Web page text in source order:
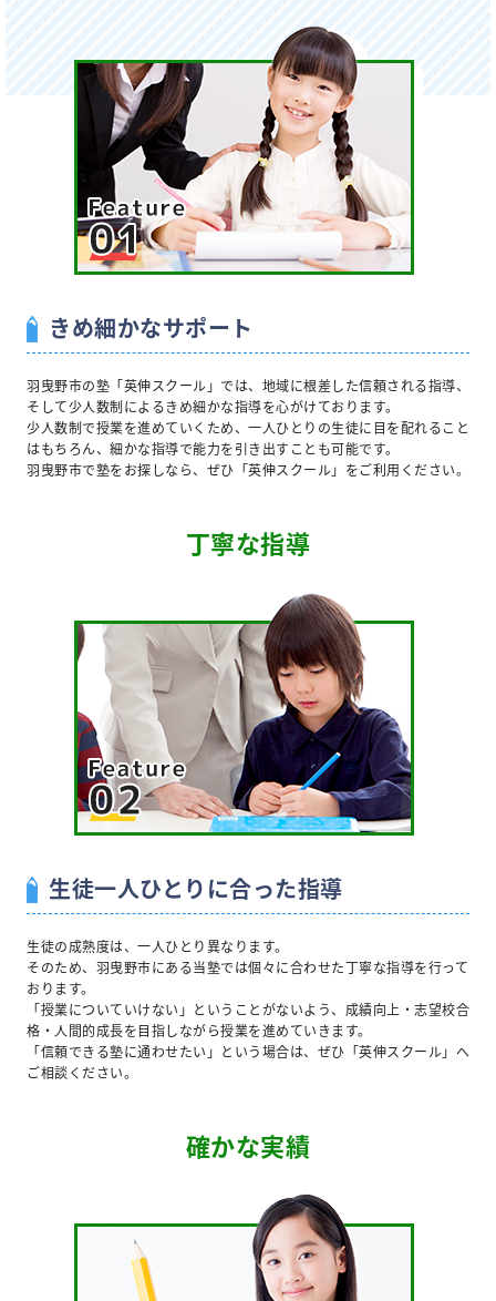
きめ細かなサポート
羽曳野市の塾「英伸スクール」では、地域に根差した信頼される指導、
そして少人数制によるきめ細かな指導を心がけております。
少人数制で授業を進めていくため、一人ひとりの生徒に目を配れること
はもちろん、細かな指導で能力を引き出すことも可能です。
羽曳野市で塾をお探しなら、ぜひ「英伸スクール」をご利用ください。
丁寧な指導
生徒一人ひとりに合った指導
生徒の成熟度は、一人ひとり異なります。
そのため、羽曳野市にある当塾では個々に合わせた丁寧な指導を行って
おります。
「授業についていけない」ということがないよう、成績向上・志望校合
格・人間的成長を目指しながら授業を進めていきます。
「信頼できる塾に通わせたい」という場合は、ぜひ「英伸スクール」へ
ご相談ください。
確かな実績